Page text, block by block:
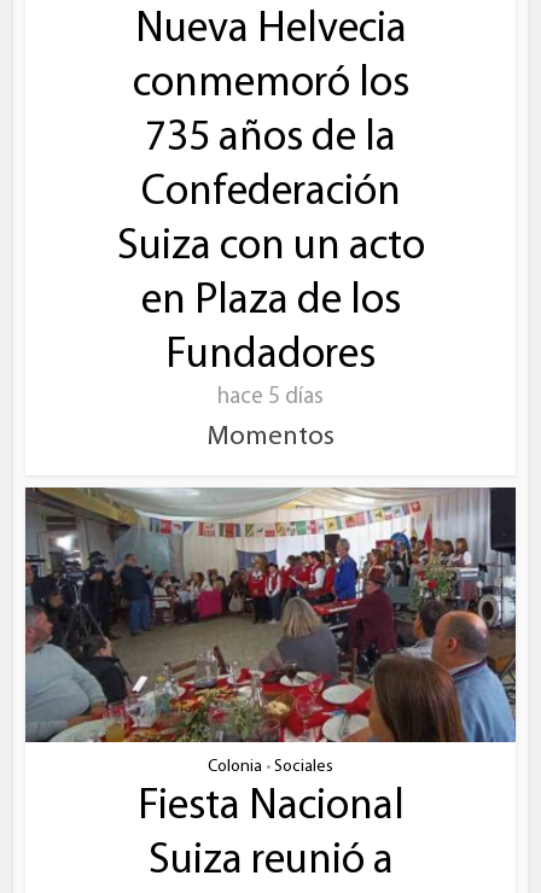
Nueva Helvecia
conmemoró los
735 años de la
Confederación
Suiza con un acto
en Plaza de los
Fundadores
hace 5 días
Momentos
Colonia • Sociales
Fiesta Nacional
Suiza reunió a